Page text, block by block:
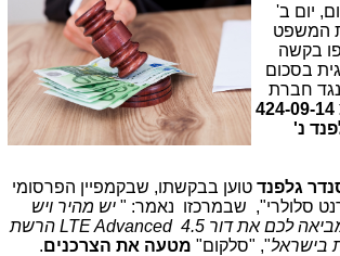
יום ב'
המשפט
בקשה
בסכום
₪ נגד חברת
(ת"צ 424-09-14
נ'
גלפנד טוען בבקשתו, שבקמפיין הפרסומי
יש מהיר ויש
לכם את דור 4.5
LTE Advanced הרשת
בישראל", "סלקום" מטעה את הצרכנים.